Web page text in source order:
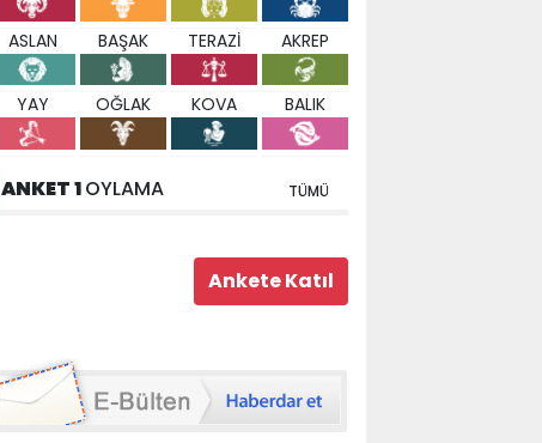
ASLAN BAŞAK TERAZİ AKREP
YAY OĞLAK KOVA BALIK
ANKET 1OYLAMA TÜMÜ